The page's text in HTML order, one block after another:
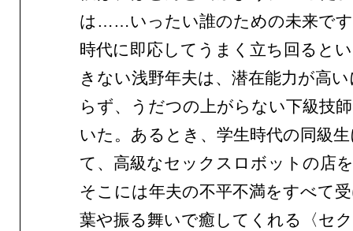
は……いったい誰のための未来で
時代に即応してうまく立ち回ると
きない浅野年夫は、潜在能力が高
らず、うだつの上がらない下級技
いた。あるとき、学生時代の同級
て、高級なセックスロボットの店
そこには年夫の不平不満をすべて
葉や振る舞いで癒してくれる〈セ